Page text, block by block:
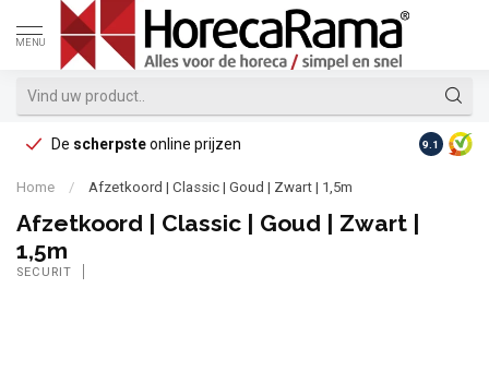
MENU
De scherpsteonline prijzen Op
9.1
Home / Afzetkoord | Classic | Goud | Zwart | 1,5m
Afzetkoord | Classic | Goud | Zwart |
1,5m
SECURIT